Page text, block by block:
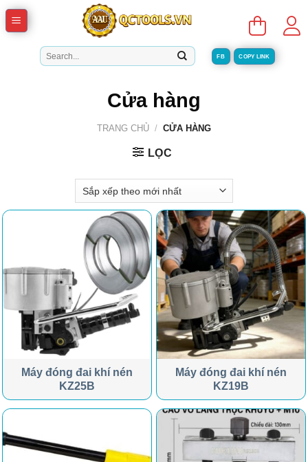
Skip
Tìm
kiếm:
FB COPY LINK
Cửa hàng
TRANG CHỦ / CỬA HÀNG
LỌC
Máy đóng đai khí nén
KZ25B
Máy đóng đai khí nén
KZ19B